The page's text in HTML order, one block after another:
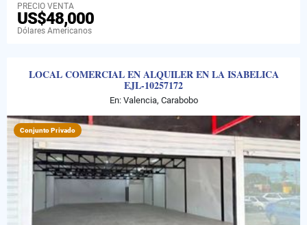
PRECIO VENTA
US$48,000
Dólares Americanos
LOCAL COMERCIAL EN ALQUILER EN LA ISABELICA
EJL-10257172
En: Valencia, Carabobo
Conjunto Privado